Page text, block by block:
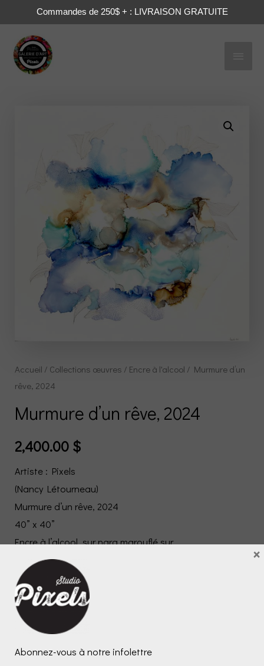
Commandes de 250$ + : LIVRAISON GRATUITE
Accueil / Collections œuvres / Encre à l'alcool / Murmure d’un
rêve, 2024
Murmure d’un rêve, 2024
2,400.00 $
Artiste : Pixels
(Nancy Létourneau)
Murmure d’un rêve, 2024
40” x 40”
Encre à l’alcool, sur nara marouflé sur
panneau de bois galerie
Murmure
d’un
rêve,
2024
Ajouter au panier
Categories:Collections œuvres
FacebookPinterest
EmailShare
Abonnez-vous à notre infolettre
×